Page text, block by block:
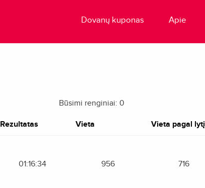
Dovanų kuponas Apie
Būsimi renginiai: 0
Rezultatas Vieta Vieta pagal lytį
01:16:34 956 716